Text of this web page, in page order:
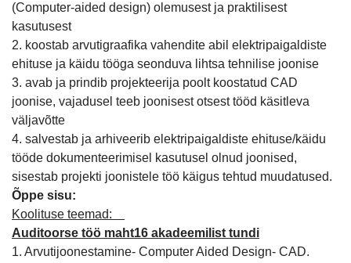
(Computer-aided design) olemusest ja praktilisest
kasutusest
2. koostab arvutigraafika vahendite abil elektripaigaldiste
ehituse ja käidu tööga seonduva lihtsa tehnilise joonise
3. avab ja prindib projekteerija poolt koostatud CAD
joonise, vajadusel teeb joonisest otsest tööd käsitleva
väljavõtte
4. salvestab ja arhiveerib elektripaigaldiste ehituse/käidu
tööde dokumenteerimisel kasutusel olnud joonised,
sisestab projekti joonistele töö käigus tehtud muudatused.
Õppe sisu:
Koolituse teemad:
Auditoorse töö maht16 akadeemilist tundi
1. Arvutijoonestamine- Computer Aided Design- CAD.